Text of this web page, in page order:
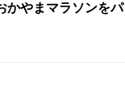
かやまマラソンをパ